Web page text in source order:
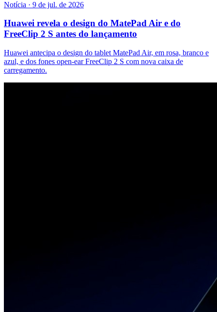
Notícia · 9 de jul. de 2026
Huawei revela o design do MatePad Air e do
FreeClip 2 S antes do lançamento
Huawei antecipa o design do tablet MatePad Air, em rosa, branco e
azul, e dos fones open-ear FreeClip 2 S com nova caixa de
carregamento.